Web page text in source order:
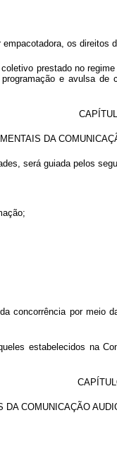
os
prestado no
e avulsa
DA
será guiada pelos
concorrência por
estabelecidos na
DA COMUNICAÇÃO